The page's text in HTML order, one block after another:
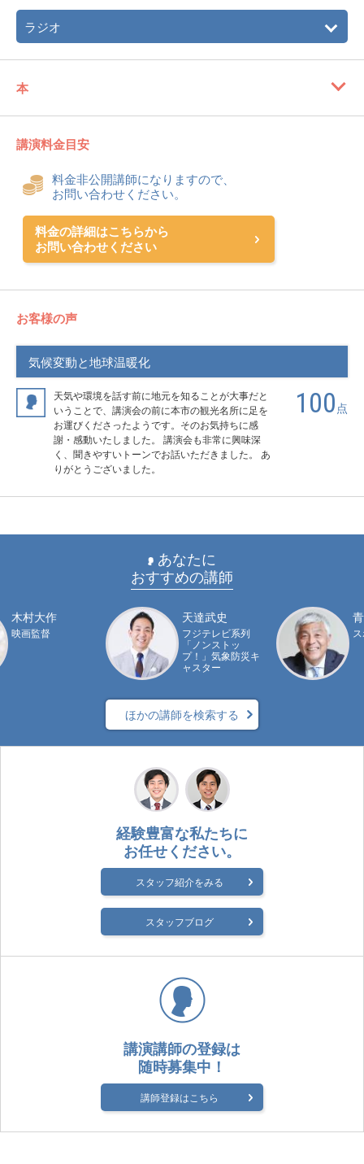
ラジオ
本
講演料金目安
料金非公開講師になりますので、
お問い合わせください。
料金の詳細はこちらから
お問い合わせください
お客様の声
気候変動と地球温暖化
天気や環境を話す前に地元を知ることが大事だと
いうことで、講演会の前に本市の観光名所に足を
お運びくださったようです。そのお気持ちに感
謝・感動いたしました。 講演会も非常に興味深
く、聞きやすいトーンでお話いただきました。 あ
りがとうございました。
100 点
あなたに
おすすめの講師
木村大作
映画監督
天達武史
フジテレビ系列
「ノンストッ
プ！」気象防災キ
ャスター
ほかの講師を検索する
経験豊富な私たちに
お任せください。
スタッフ紹介をみる
スタッフブログ
講演講師の登録は
随時募集中！
講師登録はこちら